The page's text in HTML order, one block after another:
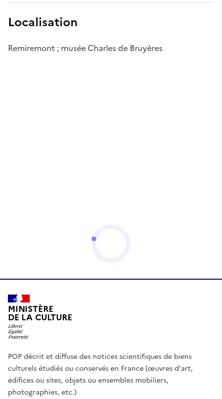
Localisation
Remiremont ; musée Charles de Bruyères
MINISTÈRE
DE LA CULTURE
POP décrit et diffuse des notices scientifiques de biens
culturels étudiés ou conservés en France (œuvres d'art,
édifices ou sites, objets ou ensembles mobiliers,
photographies, etc.)